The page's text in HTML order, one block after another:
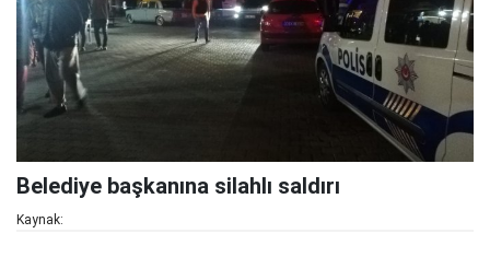
Belediye başkanına silahlı saldırı
Kaynak: